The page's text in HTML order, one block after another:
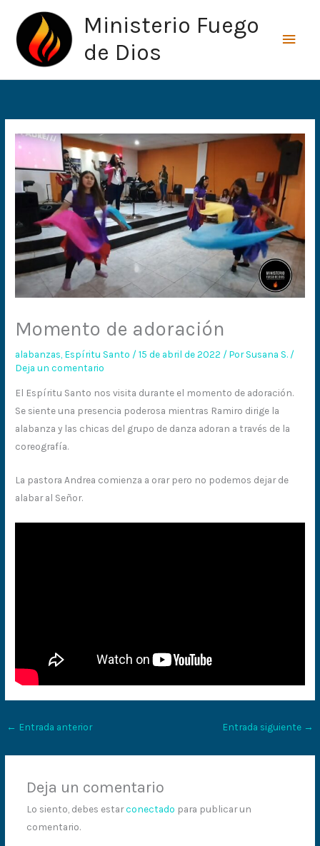
contenido
Ministerio Fuego
de Dios
Momento de adoración
alabanzas Espíritu Santo /15 de abril de 2022 / PorSusana S. /
Deja un comentario
El Espíritu Santo nos visita durante el momento de adoración.
Se siente una presencia poderosa mientras Ramiro dirige la
alabanza y las chicas del grupo de danza adoran a través de la
coreografía.
La pastora Andrea comienza a orar pero no podemos dejar de
alabar al Señor.
← Entrada anterior Entrada siguiente →
Deja un comentario
Lo siento, debes estarconectado para publicar un
comentario.